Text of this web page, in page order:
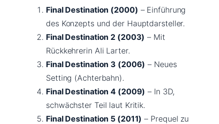
Final Destination (2000) – Einführung
des Konzepts und der Hauptdarsteller.
Final Destination 2 (2003) – Mit
Rückkehrerin Ali Larter.
Final Destination 3 (2006) – Neues
Setting (Achterbahn).
Final Destination 4 (2009) – In 3D,
schwächster Teil laut Kritik.
Final Destination 5 (2011) – Prequel zu